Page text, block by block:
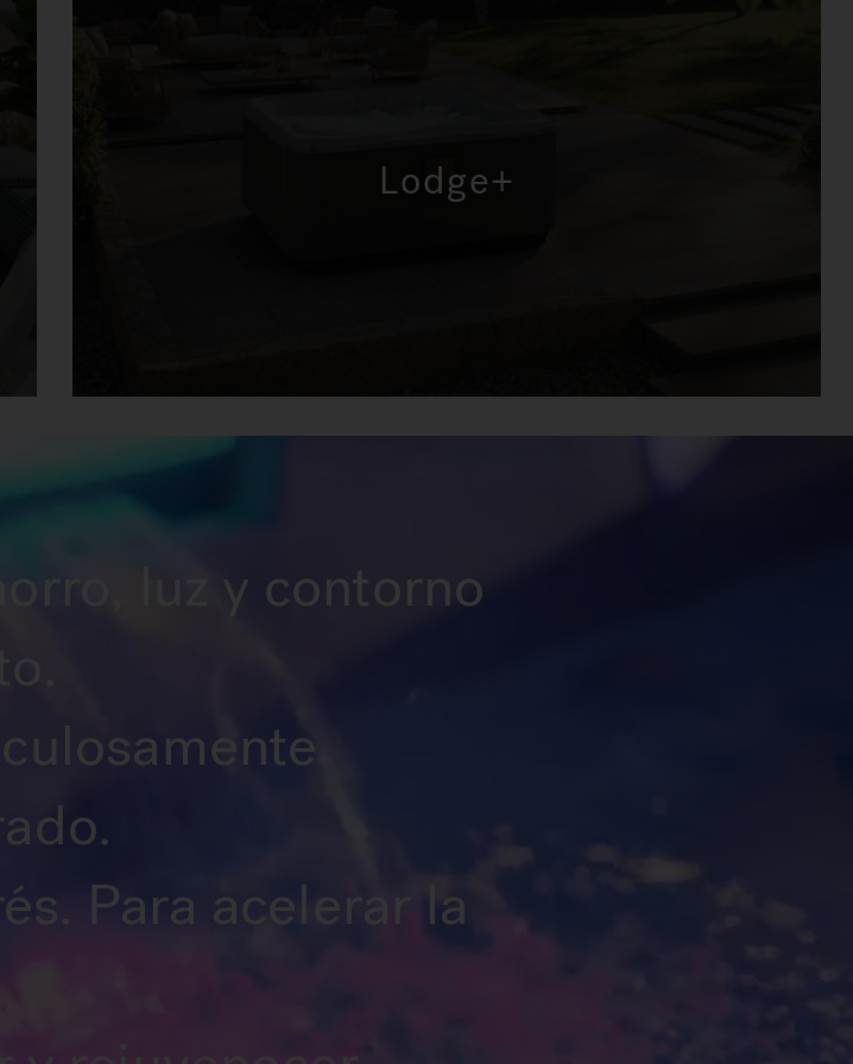
Lodge+
luz y contorno
Para acelerar la